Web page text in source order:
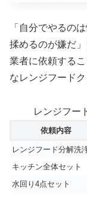
「自分でやるの
揉めるのが嫌だ
業者に依頼する
なレンジフード
レンジフー
依頼内容
レンジフード分解洗
キッチン全体セット
水回り4点セット